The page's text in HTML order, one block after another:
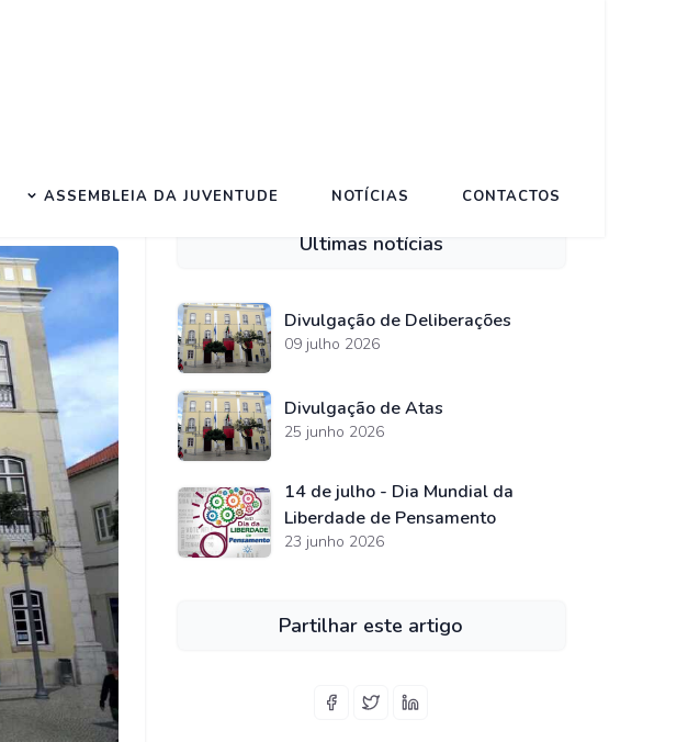
ASSEMBLEIA DA JUVENTUDE NOTÍCIAS CONTACTOS
Últimas notícias
Divulgação de Deliberações
09 julho 2026
Divulgação de Atas
25 junho 2026
14 de julho - Dia Mundial da
Liberdade de Pensamento
23 junho 2026
Partilhar este artigo